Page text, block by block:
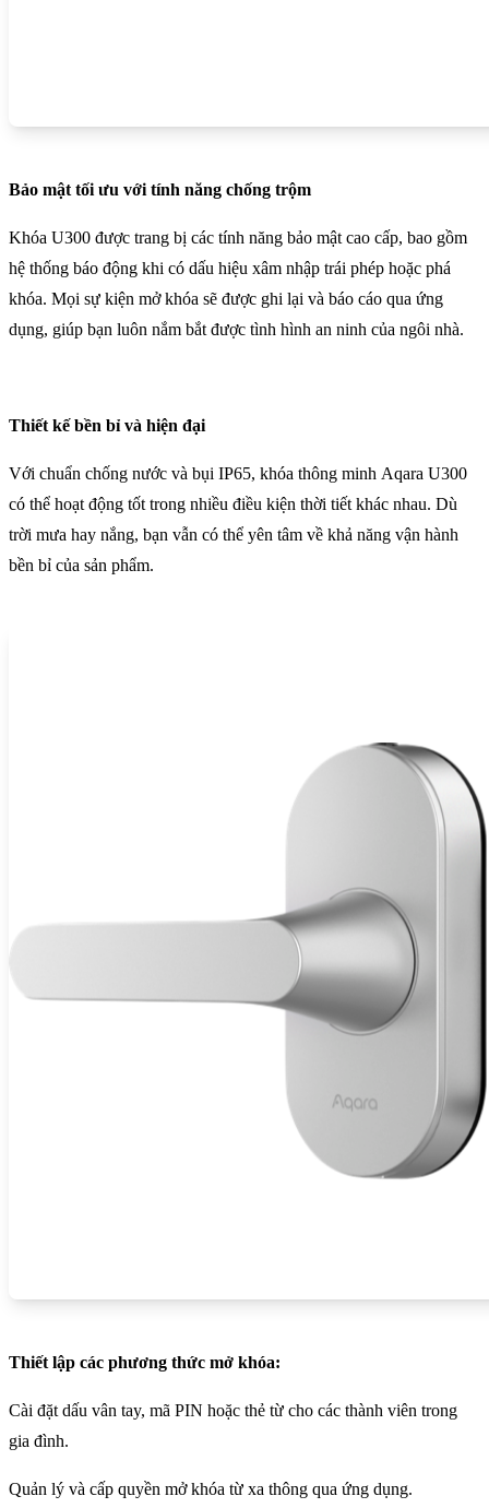
Bảo mật tối ưu với tính năng chống trộm
Khóa U300 được trang bị các tính năng bảo mật cao cấp, bao gồm
hệ thống báo động khi có dấu hiệu xâm nhập trái phép hoặc phá
khóa. Mọi sự kiện mở khóa sẽ được ghi lại và báo cáo qua ứng
dụng, giúp bạn luôn nắm bắt được tình hình an ninh của ngôi nhà.
Thiết kế bền bỉ và hiện đại
Với chuẩn chống nước và bụi IP65, khóa thông minh Aqara U300
có thể hoạt động tốt trong nhiều điều kiện thời tiết khác nhau. Dù
trời mưa hay nắng, bạn vẫn có thể yên tâm về khả năng vận hành
bền bỉ của sản phẩm.
Thiết lập các phương thức mở khóa:
Cài đặt dấu vân tay, mã PIN hoặc thẻ từ cho các thành viên trong
gia đình.
Quản lý và cấp quyền mở khóa từ xa thông qua ứng dụng.